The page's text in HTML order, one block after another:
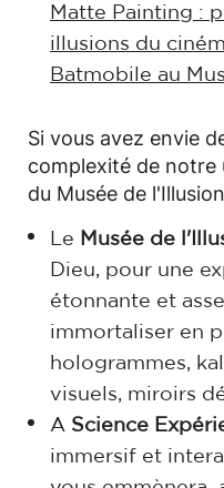
Matte Painting :
illusions du
Batmobile au
Si vous avez envie
complexité de notre
du Musée de
Le Musée de
Dieu, pour une
étonnante et
immortaliser en
hologrammes,
visuels, miroirs
A Science
immersif et